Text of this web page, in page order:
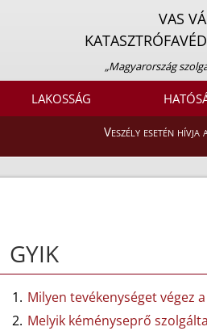
VAS
„Magyarország
LAKOSSÁG
Veszély esetén
GYIK
Milyen tevékenységet végez
Melyik kéményseprő